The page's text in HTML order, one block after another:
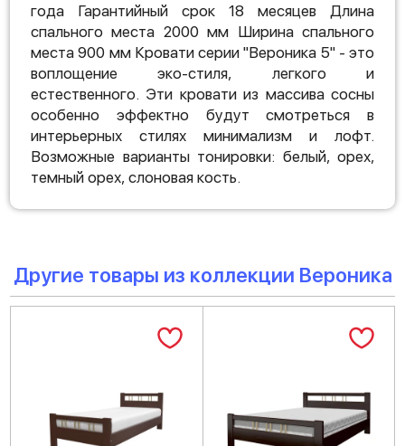
года Гарантийный срок 18 месяцев Длина
спального места 2000 мм Ширина спального
места 900 мм Кровати серии "Вероника 5" - это
воплощение эко-стиля, легкого и
естественного. Эти кровати из массива сосны
особенно эффектно будут смотреться в
интерьерных стилях минимализм и лофт.
Возможные варианты тонировки: белый, орех,
темный орех, слоновая кость.
Другие товары из коллекции Вероника